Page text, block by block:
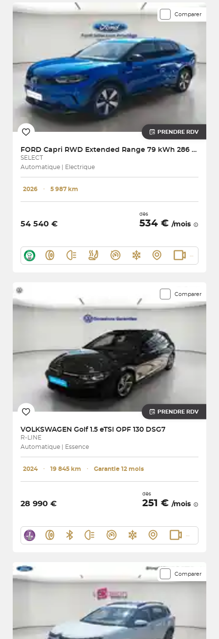
Comparer
PRENDRE RDV
FORD Capri RWD Extended Range 79 kWh 286 ch
SELECT
Automatique | Electrique
2026 ･ 5 987 km
54 540 €
dès
534 € /mois
Comparer
PRENDRE RDV
VOLKSWAGEN Golf 1.5 eTSI OPF 130 DSG7
R-LINE
Automatique | Essence
2024 ･ 19 845 km ･ Garantie 12 mois
28 990 €
dès
251 € /mois
Comparer